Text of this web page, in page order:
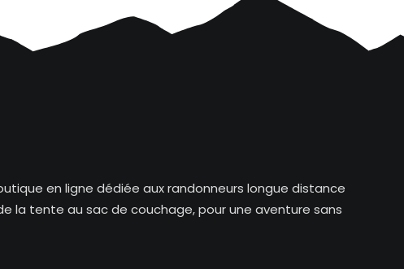
en ligne dédiée aux randonneurs longue distance
la tente au sac de couchage, pour une aventure sans